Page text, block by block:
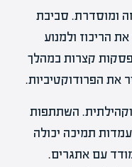
ומוסדרת. סביבת
הריכוז ולמנוע
קצרות במהלך
את הפרודוקטיביות.
השתתפות
עמדות תמיכה יכולה
עם אתגרים.